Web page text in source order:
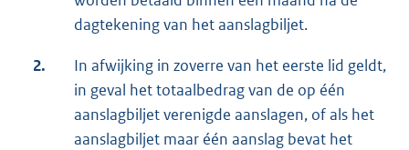
dagtekening van het aanslagbiljet.
2.
In afwijking in zoverre van het eerste lid geldt,
in geval het totaalbedrag van de op één
aanslagbiljet verenigde aanslagen, of als het
aanslagbiljet maar één aanslag bevat het